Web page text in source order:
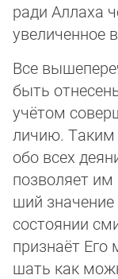
ради Аллаха
увеличенное
Все
быть
учётом
ли­чию. Таким
обо всех
позволяет
ший
состоянии
признаёт
шать как